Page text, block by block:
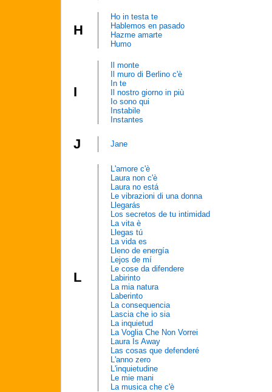
H
Ho in testa te
Hablemos en pasado
Hazme amarte
Humo
I
Il monte
Il muro di Berlino c'è
In te
Il nostro giorno in più
Io sono qui
Instabile
Instantes
J Jane
L
L'amore c'è
Laura non c'è
Laura no está
Le vibrazioni di una donna
Llegarás
Los secretos de tu intimidad
La vita è
Llegas tú
La vida es
Lleno de energía
Lejos de mí
Le cose da difendere
Labirinto
La mia natura
Laberinto
La consequencia
Lascia che io sia
La inquietud
La Voglia Che Non Vorrei
Laura Is Away
Las cosas que defenderé
L'anno zero
L'inquietudine
Le mie mani
La musica che c'è